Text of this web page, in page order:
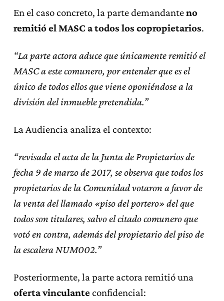
En el caso concreto, la parte demandanteno
remitió el MASC a todos los copropietarios.
“La parte actora aduce que únicamente remitió el
MASC a este comunero, por entender que es el
único de todos ellos que viene oponiéndose a la
división del inmueble pretendida.”
La Audiencia analiza el contexto:
“revisada el acta de la Junta de Propietarios de
fecha 9 de marzo de 2017, se observa que todos los
propietarios de la Comunidad votaron a favor de
la venta del llamado «piso del portero» del que
todos son titulares, salvo el citado comunero que
votó en contra, además del propietario del piso de
la escalera NUM002.”
Posteriormente, la parte actora remitió una
oferta vinculante confidencial: